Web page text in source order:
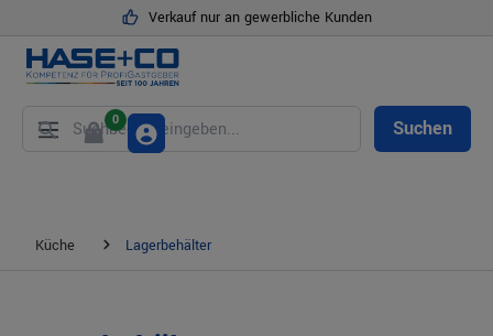
Verkauf nur an gewerbliche Kunden
Suchen
0
Küche Lagerbehälter